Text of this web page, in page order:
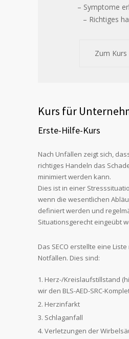
– Symptome
– Richtiges
Zum Kurs
Kurs für
Erste-Hilfe-Kurs
Nach Unfällen zeigt sich,
richtiges Handeln das
minimiert werden kann.
Dies ist in einer
wenn die wesentlichen
definiert werden und
Situationsgerecht eingeübt
Das SECO erstellte eine
Notfällen. Dies sind:
Herz-/Kreislaufstillstand
wir den BLS-AED-SRC-
Herzinfarkt
Schlaganfall
Verletzungen der